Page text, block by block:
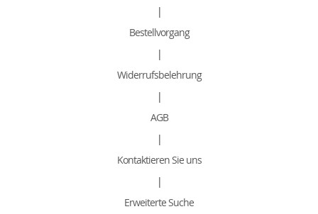
|
Bestellvorgang
|
Widerrufsbelehrung
|
AGB
|
Kontaktieren Sie uns
|
Erweiterte Suche